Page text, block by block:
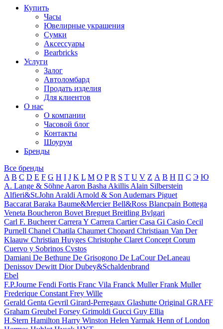
Купить
Часы
Ювелирные украшения
Сумки
Аксессуары
Bearbricks
Услуги
Залог
Автоломбард
Продать изделия
Для клиентов
О нас
О компании
Часовой блог
Контакты
Шоурум
Бренды
Все бренды
A B C D E F G H I J K L M O P R S T U V Z А В Н П С Э Ю
A. Lange & Söhne Aaron Basha Akillis Alain Silberstein
Alfieri&St.John Araldi Arnold & Son Audemars Piguet
Baccarat Baraka Baume&MercierBell&Ross Blancpain Bottega
Veneta Boucheron Bovet Breguet Breitling Bvlgari
Carl F. BuchererCarrera Y Carrera CartierCasa Gi Casio Cecil
Purnell Chanel Chatila Chaumet Chopard Christiaan Van Der
Klaauw Christian Huyges Christophe Claret Concept Corum
Cuervo y Sobrinos Cvstos
Damiani De Bethune De Grisogono De LaCourDeLaneau
Denissov Dewitt DiorDubey&Schaldenbrand
Ebel
F.P.Journe Fendi Fortis Franc Vila Franck MullerFrank Muller
Frederique Constant Frey Wille
Gerald Genta Gevril Girard-Perregaux Glashutte Original GRAFF
Graham Greubel Forsey Grimoldi Gucci Guy Ellia
H.Stern Hamilton Harry Winston Helen Yarmak Henn of London